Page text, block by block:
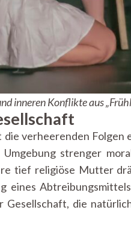
inneren Konflikte aus
die verheerenden Folgen
strenger
tief religiöse Mutter
eines
Gesellschaft, die